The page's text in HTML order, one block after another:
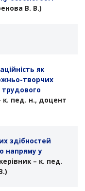
В. В.)
як
творчих
трудового
к. пед. н., доцент
здібностей
напряму у
– к. пед.